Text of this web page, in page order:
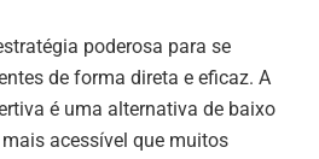
poderosa para se
de forma direta e eficaz. A
é uma alternativa de baixo
acessível que muitos